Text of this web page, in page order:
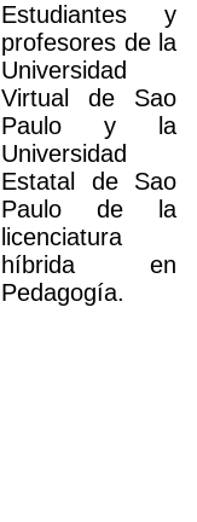
Estudiantes y
profesores de la
Universidad
Virtual de Sao
Paulo y la
Universidad
Estatal de Sao
Paulo de la
licenciatura
híbrida en
Pedagogía.